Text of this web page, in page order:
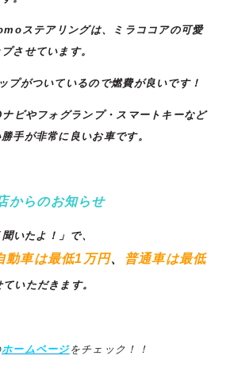
ステアリングは、ミラココアの可愛
させています。
プがついているので燃費が良いです！
ビやフォグランプ・スマートキーなど
手が非常に良いお車です。
からのお知らせ
いたよ！」で、
動車は最低1万円、 普通車は最低
いただきます。
ホームページをチェック！！